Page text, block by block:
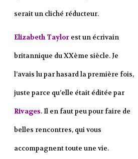
serait un cliché réducteur.
Elizabeth Taylorest un écrivain
britannique du XXème siècle. Je
l’avais lu par hasard la première fois,
juste parce qu’elle était éditée par
Rivages. Il en faut peu pour faire de
belles rencontres, qui vous
accompagnent toute une vie.